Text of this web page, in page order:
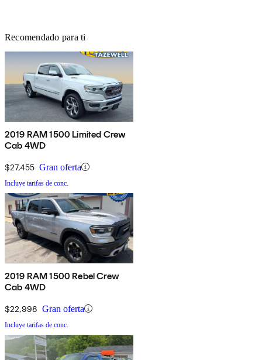
Recomendado para ti
2019 RAM 1500 Limited Crew
Cab 4WD
$27,455 Gran oferta
Incluye tarifas de conc.
2019 RAM 1500 Rebel Crew
Cab 4WD
$22,998 Gran oferta
Incluye tarifas de conc.